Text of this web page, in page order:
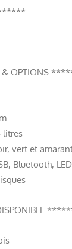
& OPTIONS
litres
vert et
Bluetooth, LED